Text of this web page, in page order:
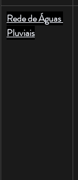
Rede de Águas
Pluviais